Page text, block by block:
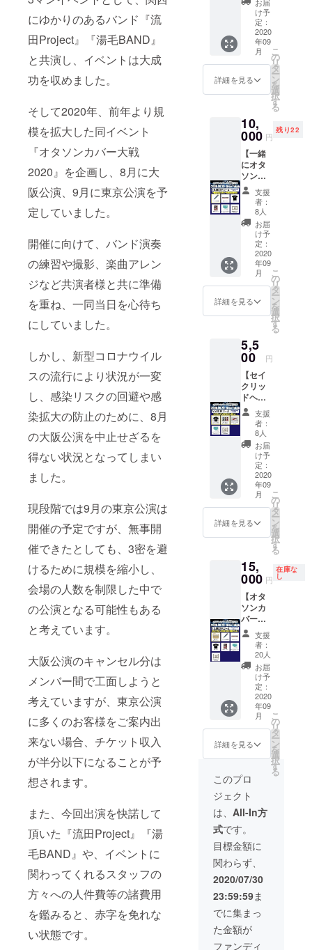
にゆかりのあるバンド『流
田Project』『湯毛BAND』
と共演し、イベントは大成
功を収めました。
そして2020年、前年より規
模を拡大した同イベント
『オタソンカバー大戦
2020』を企画し、8月に大
阪公演、9月に東京公演を予
定していました。
開催に向けて、バンド演奏
の練習や撮影、楽曲アレン
ジなど共演者様と共に準備
を重ね、一同当日を心待ち
にしていました。
しかし、新型コロナウイル
スの流行により状況が一変
し、感染リスクの回避や感
染拡大の防止のために、8月
の大阪公演を中止せざるを
得ない状況となってしまい
ました。
現段階では9月の東京公演は
開催の予定ですが、無事開
催できたとしても、3密を避
けるために規模を縮小し、
会場の人数を制限した中で
の公演となる可能性もある
と考えています。
大阪公演のキャンセル分は
メンバー間で工面しようと
考えていますが、東京公演
に多くのお客様をご案内出
来ない場合、チケット収入
が半分以下になることが予
想されます。
また、今回出演を快諾して
頂いた『流田Project』『湯
毛BAND』や、イベントに
関わってくれるスタッフの
方々への人件費等の諸費用
を鑑みると、赤字を免れな
い状態です。
セージ
・支援
者限定
打ち上
げ生放
送 視
聴権 ＊
細は本
文を参
オタソ
ンカ
バー大
戦2020
限定ラ
バーバ
ンド(2
個1セッ
カバー
大戦
2020 限
定Tシャ
ツ ・オ
タソン
カバー
大戦
2020 限
定ポス
トカー
ド ・セ
イク
リッド
ヘキサ
ゴンよ
りお礼
者限定
打ち上
送 視
聴権 ＊
各リ
ターン
内容詳
細は本
文を参
お届
け予
定：
2020
年09
月
詳細を見る
こ
の
リ
タ
ー
ン
を
選
択
す
る
10,
000 円
残り22
【一緒
にオタ
ソンカ
バー大
戦に名
を刻も
う！
コー
ス】 ・
オタソ
ンカ
バー大
戦2020
限定T
シャツ
名前を
クレ
ジッ
ト！ ・
オタソ
ンカ
バー大
戦2020
限定ラ
バーバ
ンド(2
個1セッ
ト) ・オ
タソン
カバー
大戦
2020 限
カバー
大戦
定ポス
トカー
ド ・セ
イク
リッド
ヘキサ
ゴンよ
りお礼
のメッ
セージ
・支援
者限定
打ち上
げ生放
各リ
内容詳
細は本
照 ＊支
援時に
ご希望
のお名
前を10
下で備
考欄に
くださ
い。
支援
者：
8人
お届
け予
定：
2020
年09
月
詳細を見る
こ
の
リ
タ
ー
ン
を
選
択
す
る
5,5
00 円
【セイ
クリッ
ドヘキ
サゴン
グッズ
セット
コー
ス】 ・
セイク
リッド
ヘキサ
ゴン ち
びキャ
ラプリ
ントT
クリッ
ドヘキ
サゴン
缶バッ
ヂセッ
ト（全6
種） ・
セイク
リッド
ヘキサ
ゴンス
テッ
カー（1
枚） ・
セイク
リッド
ヘキサ
のメッ
・支援
者限定
打ち上
げ生放
送 視
聴権 ＊
各リ
ターン
細は本
文を参
照 ＊す
でにラ
イブ会
支援
者：
8人
お届
け予
定：
2020
年09
月
詳細を見る
こ
の
リ
タ
ー
ン
を
選
択
す
る
15,
000 円
在庫な
し
【オタ
ソンカ
バー大
戦2020
限定チ
ケッ
ト！
コー
ス】 ・
オタソ
ンカ
バー大
戦2020
限定デ
ザイン
ト（シ
リアル
No.入
り） ・
オタソ
ンカ
バー大
戦2020
限定T
シャツ
にあな
たのお
名前を
クレ
ジッ
ト！ ・
支援
者：
20人
お届
け予
定：
2020
年09
月
詳細を見る
こ
の
リ
タ
ー
ン
を
選
択
す
る
このプロ
ジェクト
は、 All-In方
式です。
目標金額に
関わらず、
2020/07/30
23:59:59ま
でに集まっ
た金額が
ファンディ